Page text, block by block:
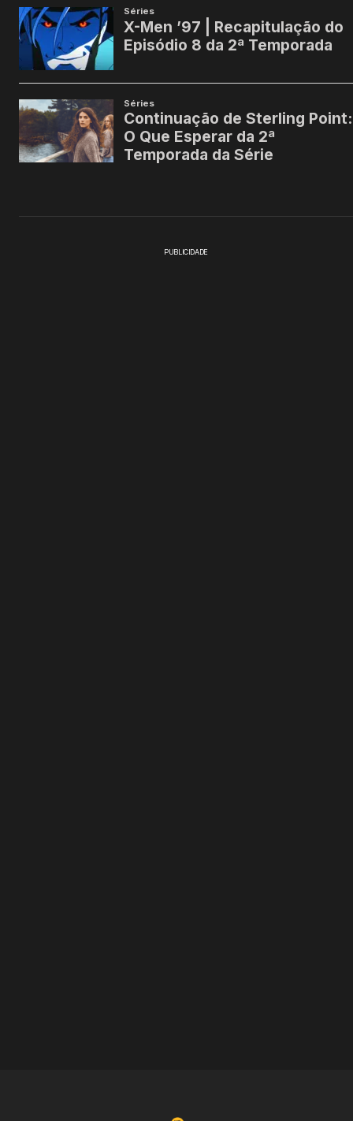
PUBLICIDADE